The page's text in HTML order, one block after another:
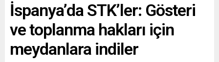
İspanya’da STK’ler: Gösteri
ve toplanma hakları için
meydanlara indiler